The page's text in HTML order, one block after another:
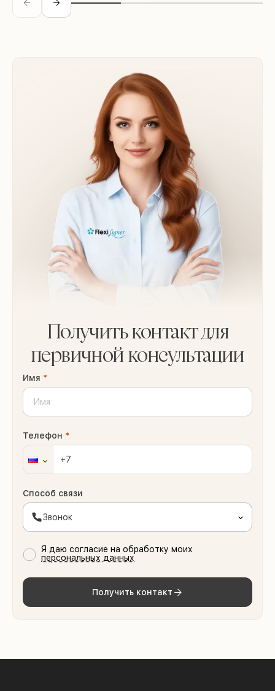
Получить контакт для
первичной консультации
Имя *
Телефон *
Способ связи
Звонок
Я даю согласие на обработку моих
персональных данных
Получить контакт